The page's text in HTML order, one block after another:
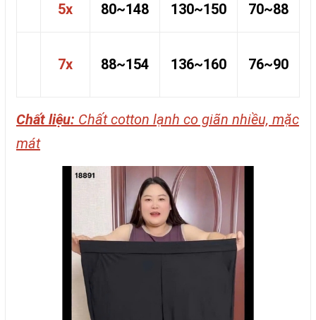
5x 80~148 130~150 70~88
7x 88~154 136~160 76~90
Chất liệu: Chất cotton lạnh co giãn nhiều, mặc
mát